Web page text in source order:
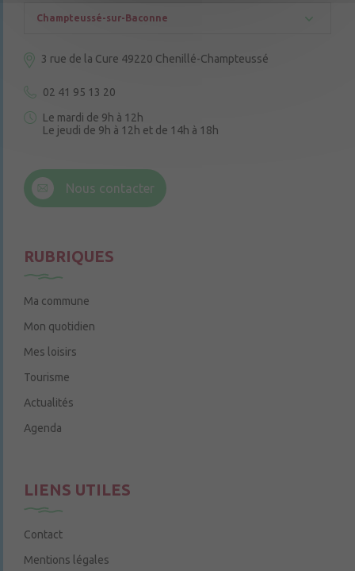
Champteussé-sur-Baconne
3 rue de la Cure 49220 Chenillé-Champteussé
02 41 95 13 20
Le mardi de 9h à 12h
Le jeudi de 9h à 12h et de 14h à 18h
Nous contacter
RUBRIQUES
Ma commune
Mon quotidien
Mes loisirs
Tourisme
Actualités
Agenda
LIENS UTILES
Contact
Mentions légales